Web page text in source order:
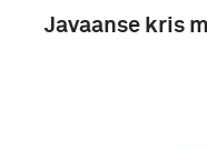
4e Regiment
Javaanse kris